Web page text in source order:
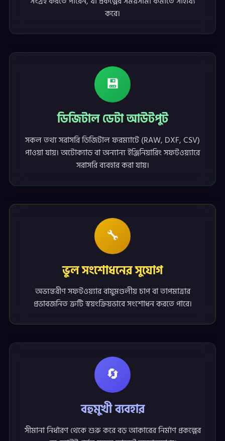
করে।
💾
ডিজিটাল ডেটা আউটপুট
সকল তথ্য সরাসরি ডিজিটাল ফরম্যাটে (RAW, DXF, CSV)
পাওয়া যায়। অটোক্যাড বা অন্যান্য ইঞ্জিনিয়ারিং সফটওয়্যারে
সরাসরি ব্যবহার করা যায়।
🔧
ভুল সংশোধনের সুযোগ
অভ্যন্তরীণ সফটওয়্যার বায়ুমণ্ডলীয় চাপ বা তাপমাত্রার
প্রভাবজনিত ত্রুটি স্বয়ংক্রিয়ভাবে সংশোধন করতে পারে।
🔄
বহুমুখী ব্যবহার
সীমানা নির্ধারণ থেকে শুরু করে বড় আকারের নির্মাণ প্রকল্পের